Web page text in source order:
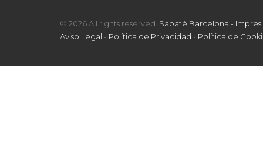
© 2026 All rights reserved. Sabaté Barcelona -
Aviso Legal - Política de Privacidad - Política de